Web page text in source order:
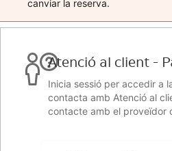
canviar la reserva.
Atenció al client -
Inicia sessió per accedir a
contacta amb Atenció al
contacte amb el proveïdor